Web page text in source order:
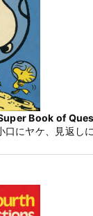
Book of
にヤケ、見返し